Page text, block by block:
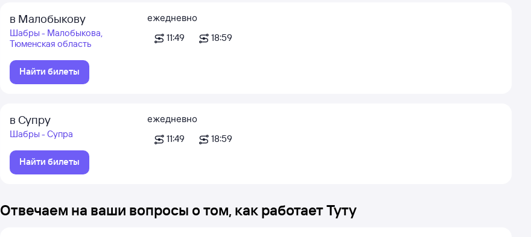
в Малобыкову
Шабры - Малобыкова,
Тюменская область
Найти билеты
ежедневно
11:49
18:59
в Супру
Шабры - Супра
Найти билеты
ежедневно
11:49
18:59
Отвечаем на ваши вопросы о том, как работает Туту